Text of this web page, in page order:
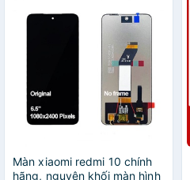
Màn xiaomi redmi 10 chính
hãng, nguyên khối màn hình